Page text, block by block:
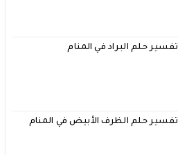
تفسير حلم البراد في المنام
تفسير حلم الظرف الأبيض في المنام